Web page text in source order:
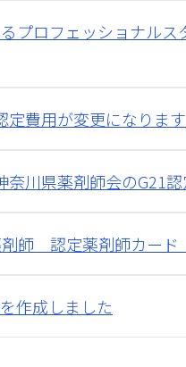
るプロフェッショナル
定費用が変更になります
奈川県薬剤師会のG21
師 認定薬剤師カード
作成しました